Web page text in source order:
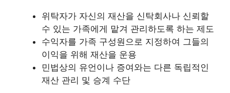
위탁자가 자신의 재산을 신탁회사나 신뢰할
수 있는 가족에게 맡겨 관리하도록 하는 제도
수익자를 가족 구성원으로 지정하여 그들의
이익을 위해 재산을 운용
민법상의 유언이나 증여와는 다른 독립적인
재산 관리 및 승계 수단